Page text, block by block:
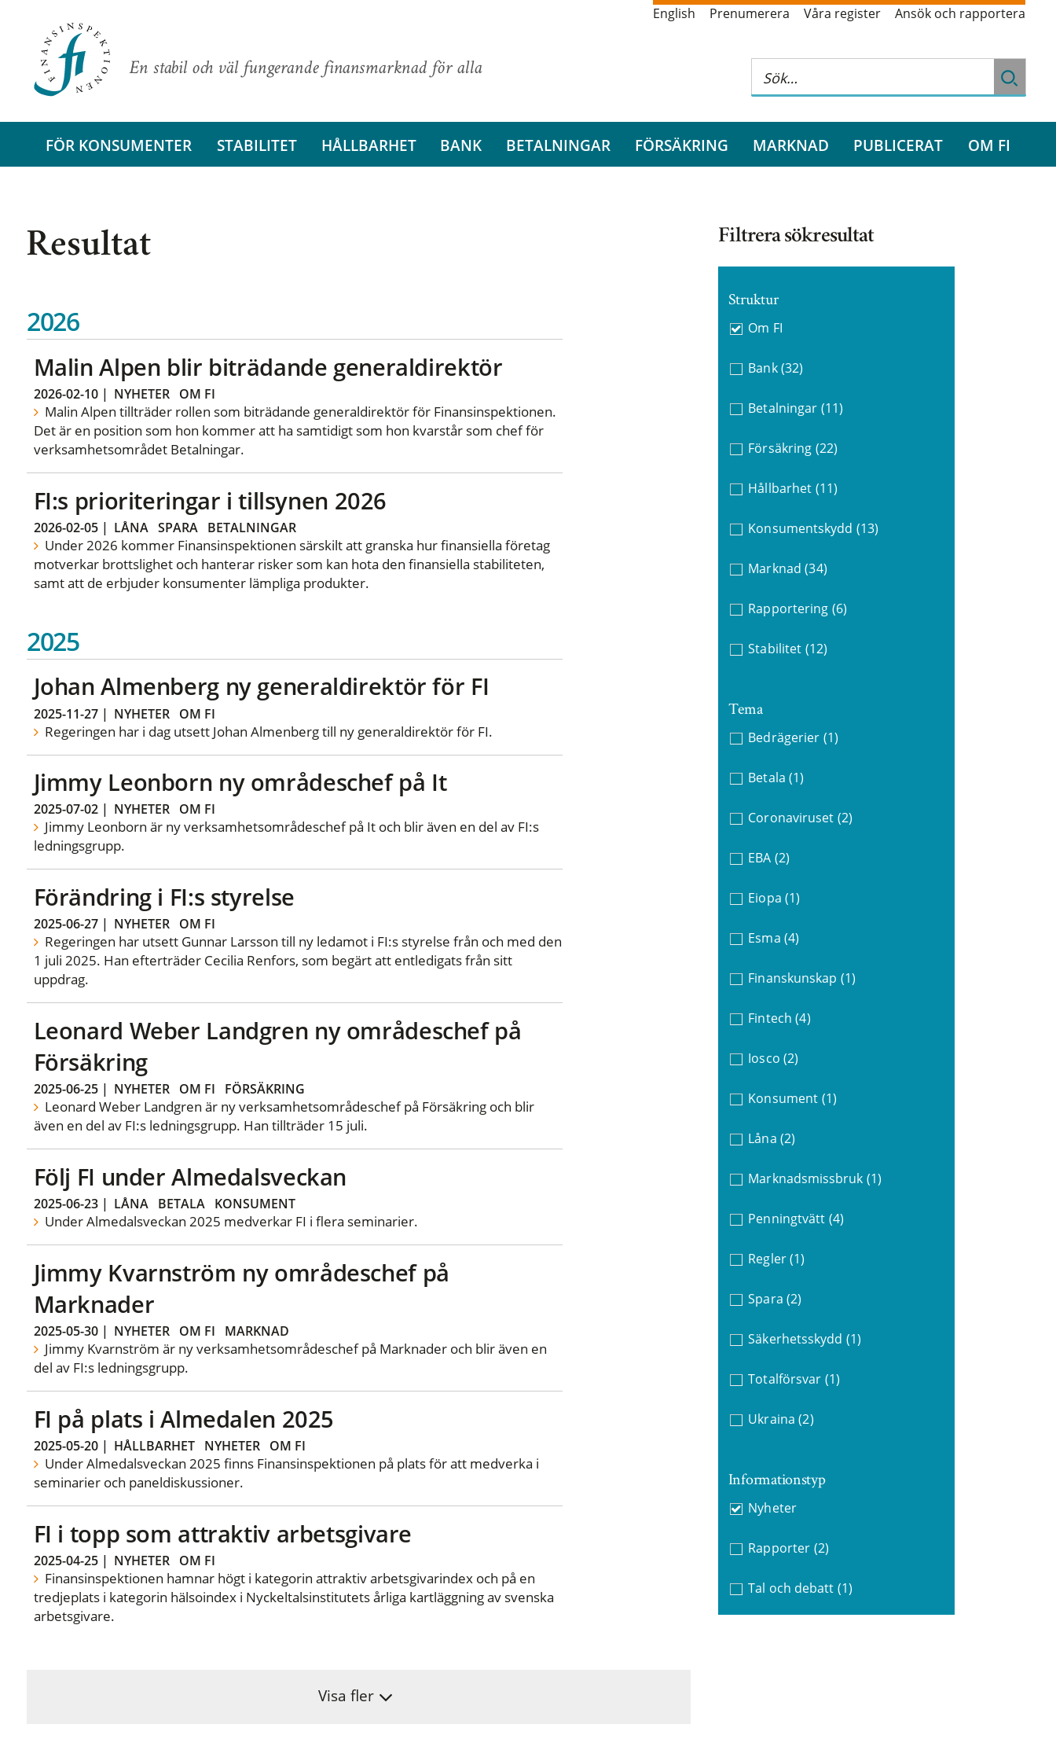
En stabil och väl fungerande finansmarknad för alla
English Prenumerera Våra register Ansök och rapportera
FÖR KONSUMENTER STABILITET HÅLLBARHET BANK BETALNINGAR FÖRSÄKRING MARKNAD PUBLICERAT OM FI
Resultat
2026
Malin Alpen blir biträdande generaldirektör
2026-02-10| NYHETER OM FI
Malin Alpen tillträder rollen som biträdande generaldirektör för Finansinspektionen.
Det är en position som hon kommer att ha samtidigt som hon kvarstår som chef för
verksamhetsområdet Betalningar.
FI:s prioriteringar i tillsynen 2026
2026-02-05| LÅNA SPARA BETALNINGAR
Under 2026 kommer Finansinspektionen särskilt att granska hur finansiella företag
motverkar brottslighet och hanterar risker som kan hota den finansiella stabiliteten,
samt att de erbjuder konsumenter lämpliga produkter.
2025
Johan Almenberg ny generaldirektör för FI
2025-11-27| NYHETER OM FI
Regeringen har i dag utsett Johan Almenberg till ny generaldirektör för FI.
Jimmy Leonborn ny områdeschef på It
2025-07-02| NYHETER OM FI
Jimmy Leonborn är ny verksamhetsområdeschef på It och blir även en del av FI:s
ledningsgrupp.
Förändring i FI:s styrelse
2025-06-27| NYHETER OM FI
Regeringen har utsett Gunnar Larsson till ny ledamot i FI:s styrelse från och med den
1 juli 2025. Han efterträder Cecilia Renfors, som begärt att entledigats från sitt
uppdrag.
Leonard Weber Landgren ny områdeschef på
Försäkring
2025-06-25| NYHETER OM FI FÖRSÄKRING
Leonard Weber Landgren är ny verksamhetsområdeschef på Försäkring och blir
även en del av FI:s ledningsgrupp. Han tillträder 15 juli.
Följ FI under Almedalsveckan
2025-06-23| LÅNA BETALA KONSUMENT
Under Almedalsveckan 2025 medverkar FI i flera seminarier.
Jimmy Kvarnström ny områdeschef på
Marknader
2025-05-30| NYHETER OM FI MARKNAD
Jimmy Kvarnström är ny verksamhetsområdeschef på Marknader och blir även en
del av FI:s ledningsgrupp.
FI på plats i Almedalen 2025
2025-05-20| HÅLLBARHET NYHETER OM FI
Under Almedalsveckan 2025 finns Finansinspektionen på plats för att medverka i
seminarier och paneldiskussioner.
FI i topp som attraktiv arbetsgivare
2025-04-25| NYHETER OM FI
Finansinspektionen hamnar högt i kategorin attraktiv arbetsgivarindex och på en
tredjeplats i kategorin hälsoindex i Nyckeltalsinstitutets årliga kartläggning av svenska
arbetsgivare.
Visa fler
Filtrera sökresultat
Struktur
Om FI
Bank (32)
Betalningar (11)
Försäkring (22)
Hållbarhet (11)
Konsumentskydd (13)
Marknad (34)
Rapportering (6)
Stabilitet (12)
Tema
Bedrägerier (1)
Betala (1)
Coronaviruset (2)
EBA (2)
Eiopa (1)
Esma (4)
Finanskunskap (1)
Fintech (4)
Iosco (2)
Konsument (1)
Låna (2)
Marknadsmissbruk (1)
Penningtvätt (4)
Regler (1)
Spara (2)
Säkerhetsskydd (1)
Totalförsvar (1)
Ukraina (2)
Informationstyp
Nyheter
Rapporter (2)
Tal och debatt (1)